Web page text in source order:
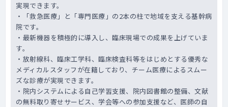
実現できます。
・「救急医療」と「専門医療」の2本の柱で地域を支える基幹病
院です。
・最新機器を積極的に導入し、臨床現場での成果を上げていま
す。
・放射線科、臨床工学科、臨床検査科等をはじめとする優秀な
メディカルスタッフが在籍しており、チーム医療によるスムー
ズな診療が実現できます。
・院内システムによる自己学習支援、院内図書館の整備、文献
の無料取り寄せサービス、学会等への参加支援など、医師の自